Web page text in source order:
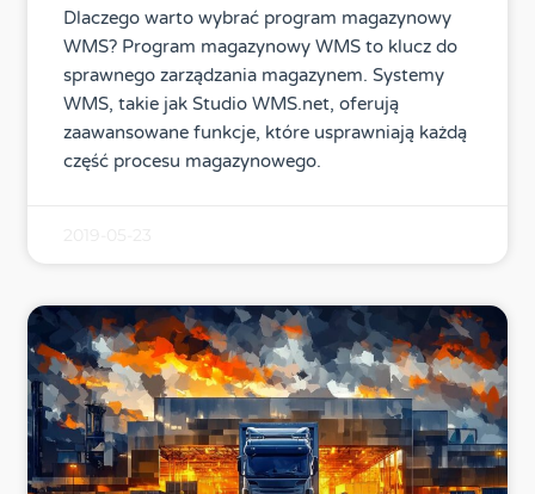
Dlaczego warto wybrać program magazynowy
WMS? Program magazynowy WMS to klucz do
sprawnego zarządzania magazynem. Systemy
WMS, takie jak Studio WMS.net, oferują
zaawansowane funkcje, które usprawniają każdą
część procesu magazynowego.